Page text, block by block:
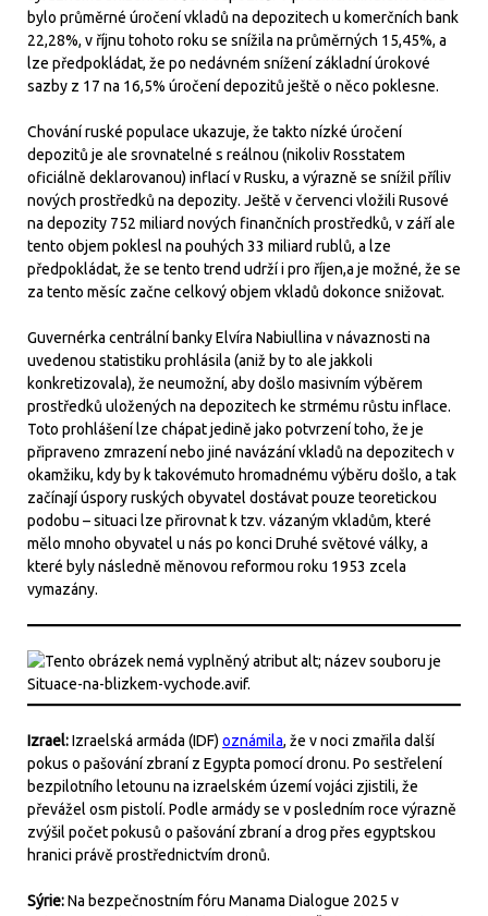
bylo průměrné úročení vkladů na depozitech u komerčních bank
22,28%, v říjnu tohoto roku se snížila na průměrných 15,45%, a
lze předpokládat, že po nedávném snížení základní úrokové
sazby z 17 na 16,5% úročení depozitů ještě o něco poklesne.
Chování ruské populace ukazuje, že takto nízké úročení
depozitů je ale srovnatelné s reálnou (nikoliv Rosstatem
oficiálně deklarovanou) inflací v Rusku, a výrazně se snížil příliv
nových prostředků na depozity. Ještě v červenci vložili Rusové
na depozity 752 miliard nových finančních prostředků, v září ale
tento objem poklesl na pouhých 33 miliard rublů, a lze
předpokládat, že se tento trend udrží i pro říjen,a je možné, že se
za tento měsíc začne celkový objem vkladů dokonce snižovat.
Guvernérka centrální banky Elvíra Nabiullina v návaznosti na
uvedenou statistiku prohlásila (aniž by to ale jakkoli
konkretizovala), že neumožní, aby došlo masivním výběrem
prostředků uložených na depozitech ke strmému růstu inflace.
Toto prohlášení lze chápat jedině jako potvrzení toho, že je
připraveno zmrazení nebo jiné navázání vkladů na depozitech v
okamžiku, kdy by k takovémuto hromadnému výběru došlo, a tak
začínají úspory ruských obyvatel dostávat pouze teoretickou
podobu – situaci lze přirovnat k tzv. vázaným vkladům, které
mělo mnoho obyvatel u nás po konci Druhé světové války, a
které byly následně měnovou reformou roku 1953 zcela
vymazány.
Izrael:Izraelská armáda (IDF) oznámila, že v noci zmařila další
pokus o pašování zbraní z Egypta pomocí dronu. Po sestřelení
bezpilotního letounu na izraelském území vojáci zjistili, že
převážel osm pistolí. Podle armády se v posledním roce výrazně
zvýšil počet pokusů o pašování zbraní a drog přes egyptskou
hranici právě prostřednictvím dronů.
Sýrie:Na bezpečnostním fóru Manama Dialogue 2025 v